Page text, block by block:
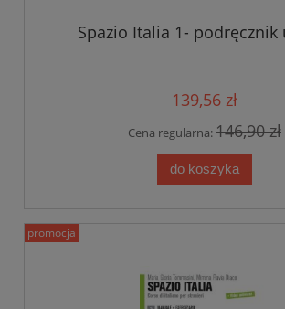
Spazio Italia 1- podręcznik
139,56 zł
Cena regularna:146,90 zł
do koszyka
promocja